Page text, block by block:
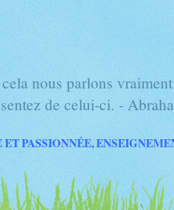
nous parlons
de celui-ci. -
PASSIONNÉE,